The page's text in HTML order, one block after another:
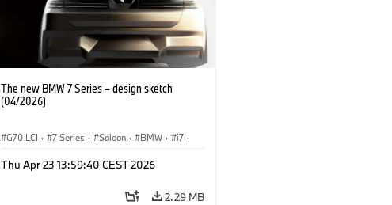
The new BMW 7 Series – design sketch
(04/2026)
G70 LCI · 7 Series · Saloon · BMW · i7 ·
Thu Apr 23 13:59:40 CEST 2026
2.29 MB